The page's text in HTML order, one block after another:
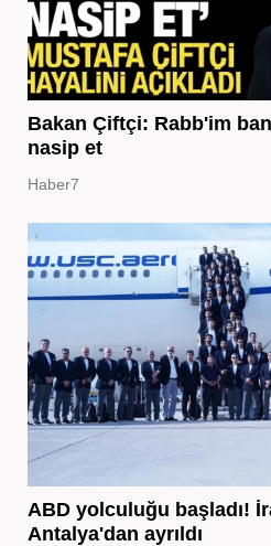
Bakan Çiftçi: Rabb'im
nasip et
Haber7
ABD yolculuğu başladı!
Antalya'dan ayrıldı